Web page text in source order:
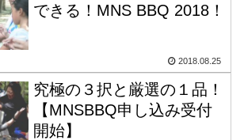
できる！MNS BBQ 2018！
2018.08.25
究極の３択と厳選の１品！
【MNSBBQ申し込み受付
開始】